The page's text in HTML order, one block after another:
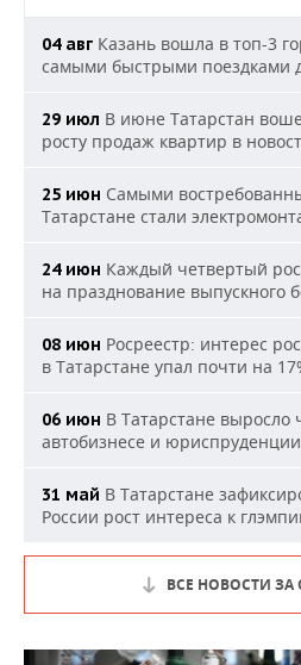
04 авг Казань вошла в топ-3
самыми быстрыми поездками
29 июл В июне Татарстан
росту продаж квартир в
25 июн Самыми
Татарстане стали
24 июн Каждый четвертый
на празднование выпускного
08 июн Росреестр: интерес
в Татарстане упал почти на
06 июн В Татарстане выросло
автобизнесе и юриспруденции
31 май В Татарстане
России рост интереса к
ВСЕ НОВОСТИ ЗА